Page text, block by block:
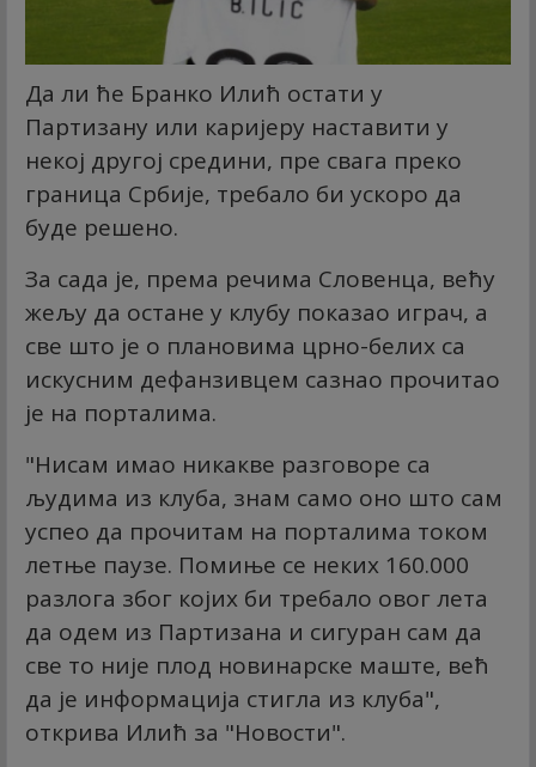
Да ли ће Бранко Илић остати у
Партизану или каријеру наставити у
некој другој средини, пре свага преко
граница Србије, требало би ускоро да
буде решено.
За сада је, према речима Словенца, већу
жељу да остане у клубу показао играч, а
све што је о плановима црно-белих са
искусним дефанзивцем сазнао прочитао
је на порталима.
"Нисам имао никакве разговоре са
људима из клуба, знам само оно што сам
успео да прочитам на порталима током
летње паузе. Помиње се неких 160.000
разлога због којих би требало овог лета
да одем из Партизана и сигуран сам да
све то није плод новинарске маште, већ
да је информација стигла из клуба",
открива Илић за "Новости".